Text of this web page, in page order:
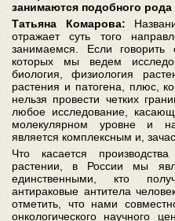
занимаются подобного
Татьяна Комарова:
отражает суть того
занимаемся. Если
которых мы ведем
биология, физиология
растения и патогена, плюс,
нельзя провести четких
любое исследование,
молекулярном уровне и
является комплексным и,
Что касается
растении, в России мы
единственными, кто
антираковые антитела
отметить, что нами
онкологического научного